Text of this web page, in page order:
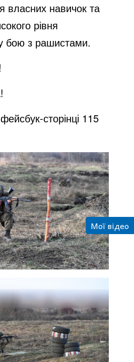
власних навичок та
рівня
бою з рашистами.
сторінці 115
Мої відео